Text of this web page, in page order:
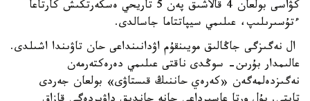
كۋاسى بولعان 4 قالاشىق پەن 5 تاريحي ەسكەرتكىش كارتاعا
ءتۇسىرىلىپ، عىلىمي سيپاتتاما جاسالدى.
ال نەگىزگى جاڭالىق مويىنقۇم اۋدانىنداعى حان تاۋىندا اشىلدى.
عالىمدار بۇرىن- سوڭدى ناقتى عىلىمي دەرەكتەرمەن
نەگىزدەلمەگەن «كەرەي حاننىڭ قىستاۋى» بولعان جەردى